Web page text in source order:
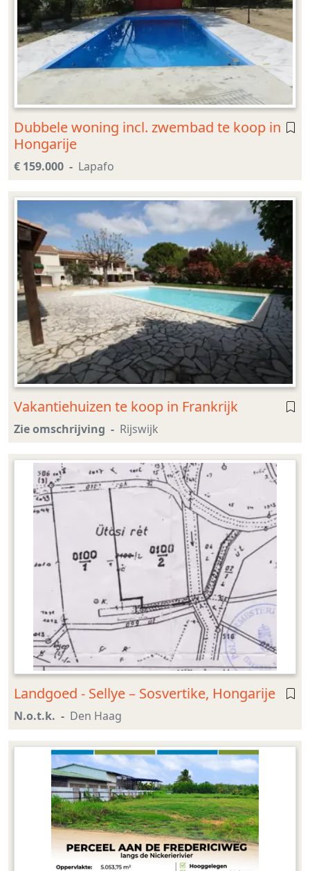
Dubbele woning incl. zwembad te koop in
Hongarije
€ 159.000 Lapafo
Vakantiehuizen te koop in Frankrijk
Zie omschrijving Rijswijk
Landgoed - Sellye – Sosvertike, Hongarije
N.o.t.k. Den Haag